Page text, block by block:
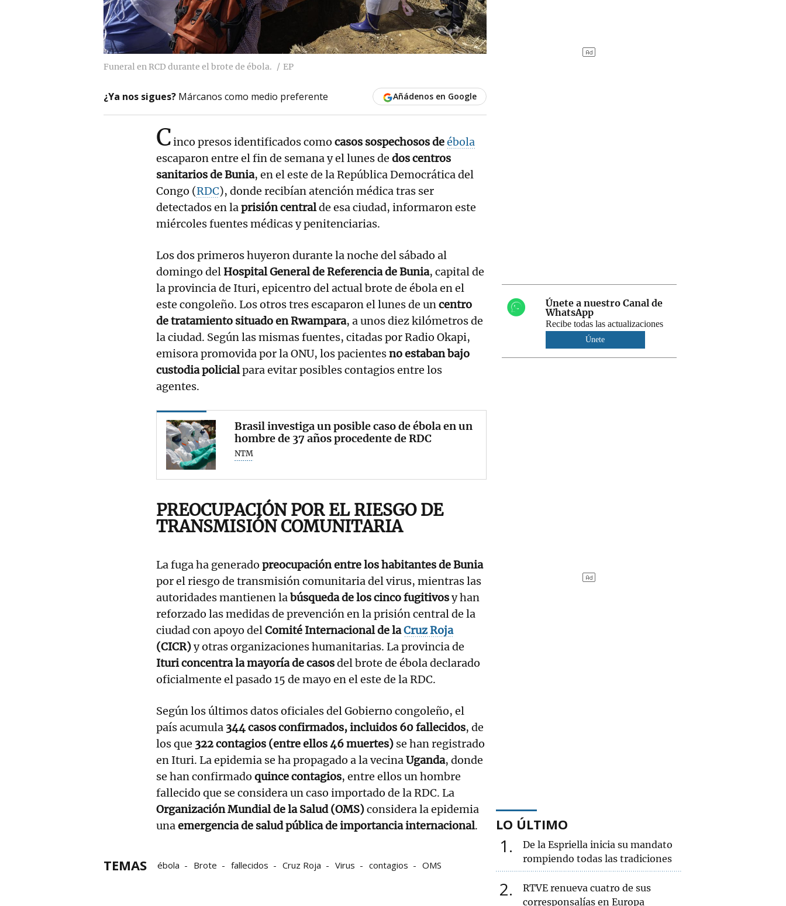
Funeral en RCD durante el brote de ébola. EP
¿Ya nos sigues? Márcanos como medio preferente Añádenos en Google
Cinco presos identificados como casos sospechosos deébola
escaparon entre el fin de semana y el lunes de dos centros
sanitarios de Bunia, en el este de la República Democrática del
Congo (RDC), donde recibían atención médica tras ser
detectados en laprisión centralde esa ciudad, informaron este
miércoles fuentes médicas y penitenciarias.
Los dos primeros huyeron durante la noche del sábado al
domingo del Hospital General de Referencia de Bunia, capital de
la provincia de Ituri, epicentro del actual brote de ébola en el
este congoleño. Los otros tres escaparon el lunes de uncentro
de tratamiento situado en Rwampara, a unos diez kilómetros de
la ciudad. Según las mismas fuentes, citadas por Radio Okapi,
emisora promovida por la ONU, los pacientesno estaban bajo
custodia policialpara evitar posibles contagios entre los
agentes.
Brasil investiga un posible caso de ébola en un
hombre de 37 años procedente de RDC
NTM
PREOCUPACIÓN POR EL RIESGO DE
TRANSMISIÓN COMUNITARIA
La fuga ha generado preocupación entre los habitantes de Bunia
por el riesgo de transmisión comunitaria del virus, mientras las
autoridades mantienen labúsqueda de los cinco fugitivosy han
reforzado las medidas de prevención en la prisión central de la
ciudad con apoyo delComité Internacional de laCruz Roja
(CICR)y otras organizaciones humanitarias. La provincia de
Ituri concentra la mayoría de casosdel brote de ébola declarado
oficialmente el pasado 15 de mayo en el este de la RDC.
Según los últimos datos oficiales del Gobierno congoleño, el
país acumula 344 casos confirmados, incluidos 60 fallecidos, de
los que 322 contagios (entre ellos 46 muertes) se han registrado
en Ituri. La epidemia se ha propagado a la vecinaUganda, donde
se han confirmado quince contagios, entre ellos un hombre
fallecido que se considera un caso importado de la RDC. La
Organización Mundial de la Salud (OMS)considera la epidemia
unaemergencia de salud pública de importancia internacional.
TEMAS ébola Brote fallecidos Cruz Roja Virus contagios OMS
Únete a nuestro Canal de
WhatsApp
Recibe todas las actualizaciones
Únete
LO ÚLTIMO
1
De la Espriella inicia su mandato
rompiendo todas las tradiciones
2
RTVE renueva cuatro de sus
corresponsalías en Europa